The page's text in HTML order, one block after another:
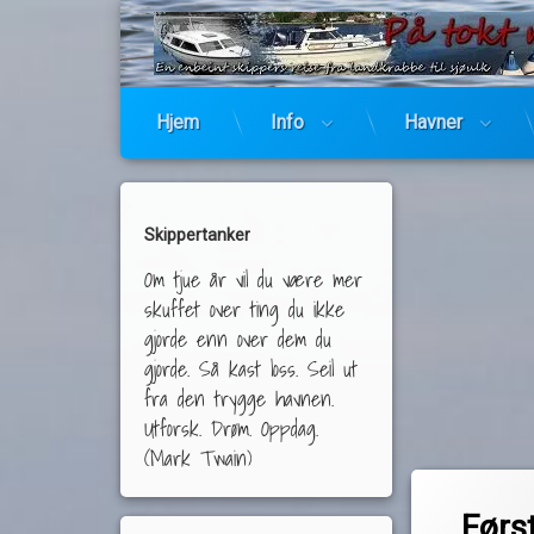
Hjem Info Havner
Skippertanker
Om tjue år vil du være mer
skuffet over ting du ikke
gjorde enn over dem du
gjorde. Så kast loss. Seil ut
fra den trygge havnen.
Utforsk. Drøm. Oppdag.
(Mark Twain)